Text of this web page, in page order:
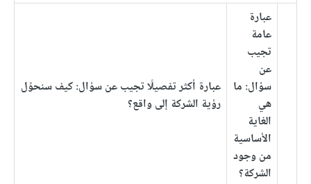
عبارة
عامة
تجيب
عن
سؤال: ما
هي
الغاية
الأساسية
من وجود
الشركة؟
عبارة أكثر تفصيلًا تجيب عن سؤال: كيف سنحوِّل
رؤية الشركة إلى واقع؟